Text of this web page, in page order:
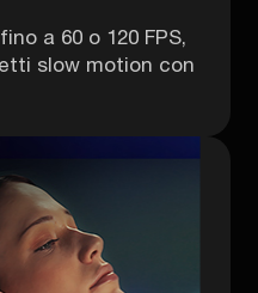
fino a 60 o 120 FPS,
slow motion con